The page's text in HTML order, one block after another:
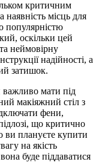
критичним
наявність місць для
популярністю
оскільки цей
неймовірну
надійності, а
затишок.
важливо мати під
макіяжний стіл з
фени,
що критично
ви плануєте купити
на якість
буде піддаватися